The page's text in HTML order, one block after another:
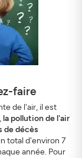
faire
de l'air, il est
la pollution de l'air
de décès
total d'environ 7
année. Pour